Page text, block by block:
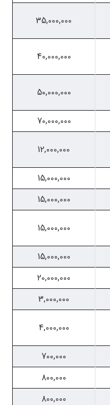
35,000,000
40,000,000
50,000,000
70,000,000
12,000,000
15,000,000
15,000,000
15,000,000
15,000,000
20,000,000
3,000,000
4,000,000
700,000
800,000
800,000